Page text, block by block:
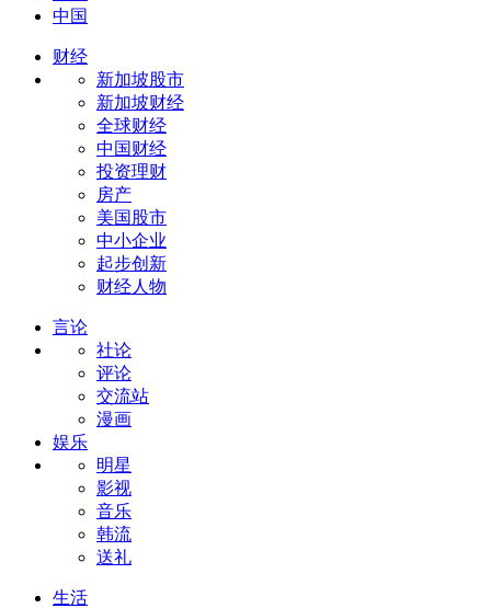
中国
财经
新加坡股市
新加坡财经
全球财经
中国财经
投资理财
房产
美国股市
中小企业
起步创新
财经人物
言论
社论
评论
交流站
漫画
娱乐
明星
影视
音乐
韩流
送礼
生活